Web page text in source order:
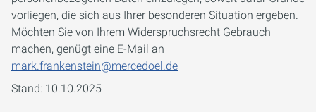
vorliegen, die sich aus Ihrer besonderen Situation ergeben.
Möchten Sie von Ihrem Widerspruchsrecht Gebrauch
machen, genügt eine E-Mail an
mark.frankenstein@mercedoel.de
Stand: 10.10.2025